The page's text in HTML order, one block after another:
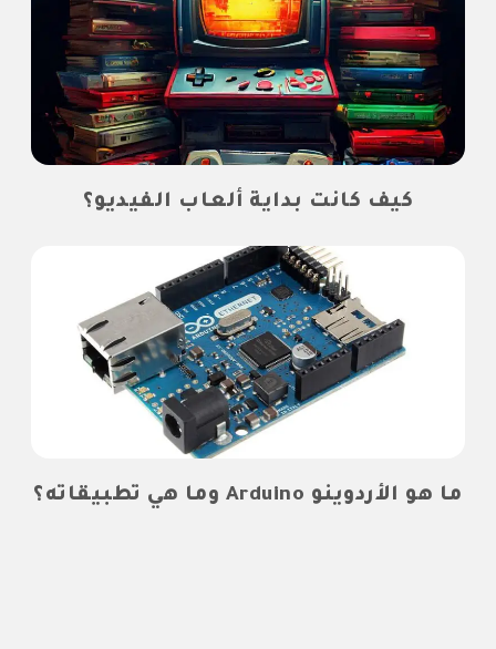
كيف كانت بداية ألعاب الفيديو؟
ما هو الأردوينو Arduino وما هي تطبيقاته؟